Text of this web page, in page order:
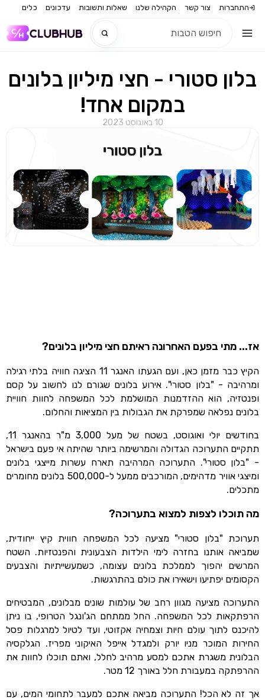
התחברות צור קשר הקהילה שלנו שאלות ותשובות עדכונים כלים
חדש
חדש
בלון סטורי - חצי מיליון בלונים
במקום אחד!
10 באוגוסט 2023
אז... מתי בפעם האחרונה ראיתם חצי מיליון בלונים?
הקיץ כבר מזמן כאן, ועם הגעתו האנגר 11 הציגה חוויה בלתי רגילה
ומרהיבה - "בלון סטורי". אירוע בלונים שגורם לנו לחשוב על קסם
ופנטזיה, הוא ההזדמנות המושלמת לכל המשפחה לחוות חוויית
בלונים נפלאה שמפרקת את הגבולות בין המציאות והחלום.
בחודשים יולי ואוגוסט, בשטח של מעל 3,000 מ"ר בהאנגר 11,
תתקיים התערוכה הגדולה והמרשימה ביותר שהיתה אי פעם בישראל
- "בלון סטורי". התערוכה המרהיבה תארח עשרות מייצגי בלונים
ומיצגי אוויר מדהימים, המורכבים ממעל ל-500,000 בלונים מחומרים
מתכלים.
מה תוכלו לצפות למצוא בתערוכה?
תערוכת "בלון סטורי" מציעה לכל המשפחה חווית קיץ ייחודית,
שמביאה אותנו בחזרה לימי הילדות הצבעונית והפנטזיות. השטח
המרשים יהפוך לממלכת בלונים עצומה, כשמעשייתיות והצבעים
הקסומים יפתיעו וישאירו את כולם בהתרגשות.
התערוכה מציעה מגוון רחב של עולמות שונים מבלונים, המבטיחים
הרפתקאות לכל המשפחה. החל ממתחם הג'ונגל הטרופי, בו ניתן
להיכנס לתוך עולם חיות וצמחיה אקזוטי, ועד לטיול למרגלות פסל
החירות המוכר מניו יורק ולמגדל אייפל האיקוני מפריז. הגלקסיה
הבלונית משגרת אתכם למסע מרהיב לחלל, ואתם תוכלו לחוות את
ההרפתקה במעבורת חלל באורך 12 מטר.
אך זה לא הכל! התערוכה מביאה אתכם למעבר לתחומי המים, עם